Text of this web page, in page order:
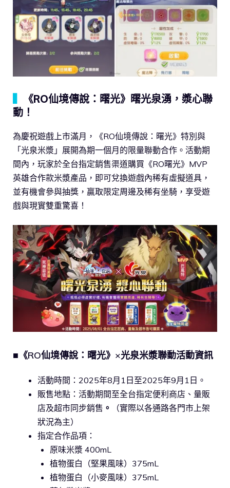
《RO仙境傳說：曙光》曙光泉湧，漿心聯
動！
為慶祝遊戲上市滿月，《RO仙境傳說：曙光》特別與
「光泉米漿」展開為期一個月的限量聯動合作。活動期
間內，玩家於全台指定銷售渠道購買《RO曙光》MVP
英雄合作款米漿產品，即可兌換遊戲內稀有虛擬道具，
並有機會參與抽獎，贏取限定周邊及稀有坐騎，享受遊
戲與現實雙重驚喜！
■《RO仙境傳說：曙光》×光泉米漿聯動活動資訊
活動時間：2025年8月1日至2025年9月1日。
販售地點：活動期間至全台指定便利商店、量販
店及超市同步銷售 。
（實際以各通路各門市上架
狀況為主）
指定合作品項：
原味米漿 400mL
植物蛋白（堅果風味）375mL
植物蛋白（小麥風味）375mL